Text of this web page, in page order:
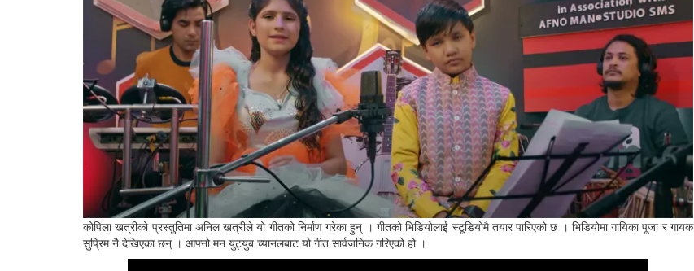
कोपिला खत्रीको प्रस्तुतिमा अनिल खत्रीले यो गीतको निर्माण गरेका हुन् । गीतको भिडियोलाई स्टूडियोमै तयार पारिएको छ । भिडियोमा गायिका पूजा र गायक
सुप्रिम नै देखिएका छन् । आफ्नो मन युट्युब च्यानलबाट यो गीत सार्वजनिक गरिएको हो ।